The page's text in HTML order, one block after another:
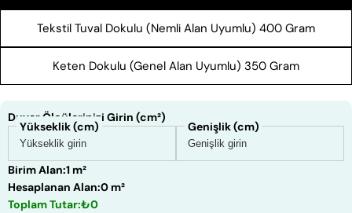
Tekstil Tuval Dokulu (Nemli Alan Uyumlu) 400 Gram
Keten Dokulu (Genel Alan Uyumlu) 350 Gram
Duvar Ölçülerinizi Girin (cm²)
Yükseklik (cm) Genişlik (cm)
Birim Alan:1 m²
Hesaplanan Alan:0 m²
Toplam Tutar:₺0